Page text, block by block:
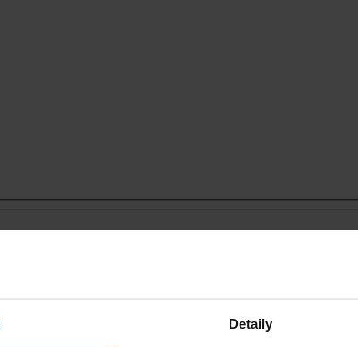
Detaily